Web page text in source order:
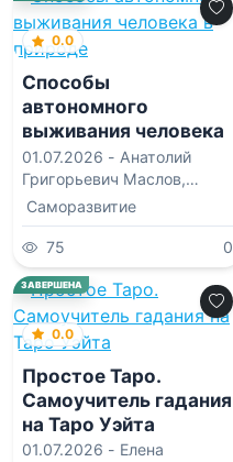
0.0
Способы
автономного
выживания человека
в природе
01.07.2026 - Анатолий
Григорьевич Маслов,
Владимир Николаевич
Латчук,Юрий Сергеевич
Константинов
Саморазвитие
75 0
ЗАВЕРШЕНА
0.0
Простое Таро.
Самоучитель гадания
на Таро Уэйта
01.07.2026 - Елена